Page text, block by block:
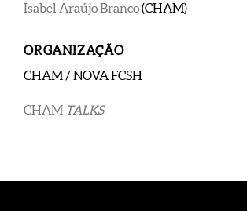
Isabel Araújo Branco(CHAM)
ORGANIZAÇÃO
CHAM / NOVA FCSH
CHAM TALKS